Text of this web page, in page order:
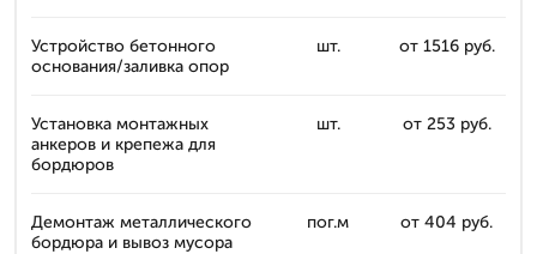
Устройство бетонного
основания/заливка опор
шт. от 1516 руб.
Установка монтажных
анкеров и крепежа для
бордюров
шт. от 253 руб.
Демонтаж металлического
бордюра и вывоз мусора
пог.м от 404 руб.